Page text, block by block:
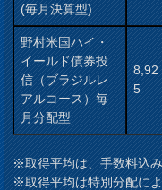
(毎月決算型)
野村米国ハイ・
イールド債券投
信（ブラジルレ
アルコース）毎
月分配型
8,92
5
※取得平均は、手数料込
※取得平均は特別分配に